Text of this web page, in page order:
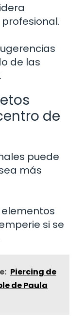
de las
de
puede
más
si se
Piercing de
de Paula